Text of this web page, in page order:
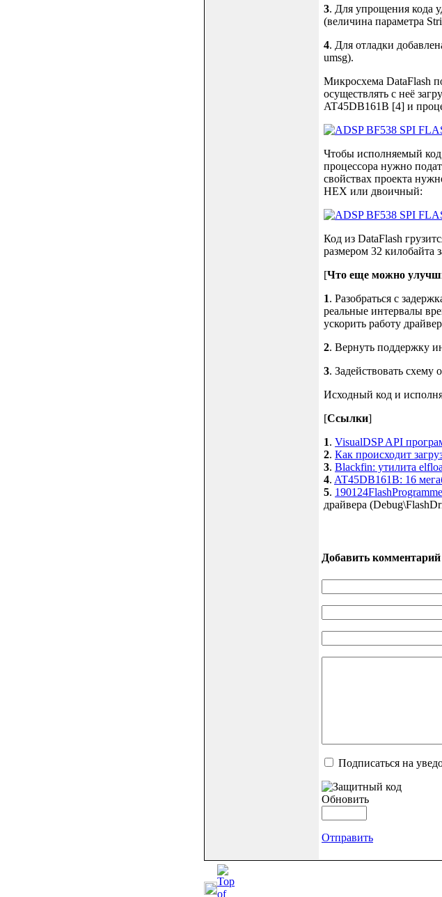
3. Для упрощения кода
(величина параметра
4. Для отладки
umsg).
Микросхема DataFlash
осуществлять с неё
AT45DB161B [4] и
Чтобы исполняемый
процессора нужно
свойствах проекта
HEX или двоичный:
Код из DataFlash
размером 32 килобайта
[Что еще можно
1. Разобраться с
реальные интервалы
ускорить работу
2. Вернуть поддержку
3. Задействовать
Исходный код и
[Ссылки]
1. VisualDSP API
2. Как происходит
3. Blackfin: утилита
4. AT45DB161B: 16
5.
драйвера
Добавить комментарий
Подписаться на
Обновить
Отправить